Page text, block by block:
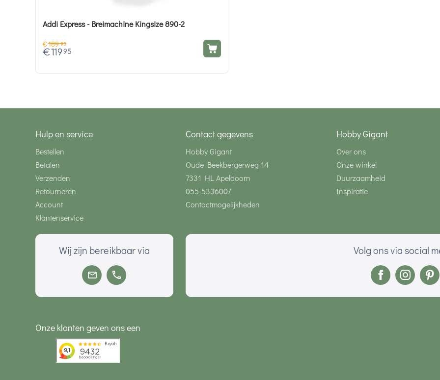
Addi Express - Breimachine Kingsize 890-2
€189 95
€119 95
Hulp en service
Bestellen
Betalen
Verzenden
Retourneren
Account
Klantenservice
Contact gegevens
Hobby Gigant
Oude Beekbergerweg 14
7331 HL Apeldoorn
055-5336007
Contactmogelijkheden
Hobby Gigant
Over ons
Onze winkel
Duurzaamheid
Inspiratie
Wij zijn bereikbaar via Volg ons via social
Onze klanten geven ons een